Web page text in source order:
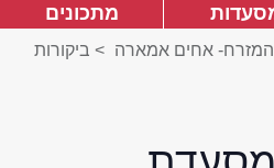
מתכונים
המזרח- אחים אמארה > ביקורות